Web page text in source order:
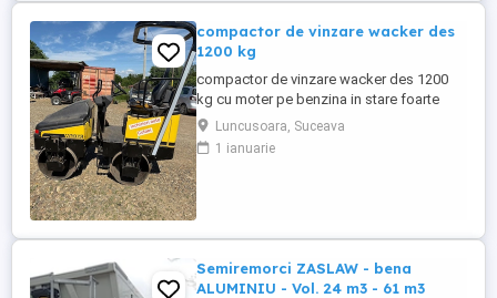
compactor de vinzare wacker des
1200 kg
compactor de vinzare wacker des 1200
kg cu moter pe benzina in stare foarte
buna de functionare cu vibratie si apa pt
valurii pentru mai multe detalii pe watzup
darius
Luncusoara, Suceava
1 ianuarie
Semiremorci ZASLAW - bena
ALUMINIU - Vol. 24 m3 - 61 m3